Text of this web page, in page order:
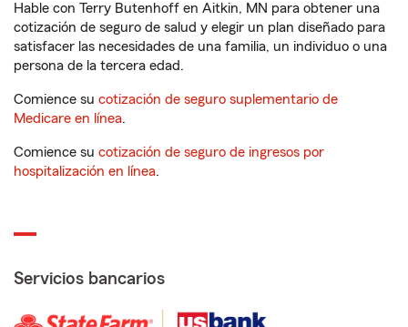
Hable con Terry Butenhoff en Aitkin, MN para obtener una
cotización de seguro de salud y elegir un plan diseñado para
satisfacer las necesidades de una familia, un individuo o una
persona de la tercera edad.
Comience su cotización de seguro suplementario de
Medicare en línea.
Comience su cotización de seguro de ingresos por
hospitalización en línea.
Servicios bancarios